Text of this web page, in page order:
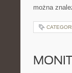
można